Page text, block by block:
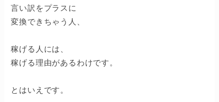
言い訳をプラスに
変換できちゃう人、
稼げる人には、
稼げる理由があるわけです。
とはいえです。